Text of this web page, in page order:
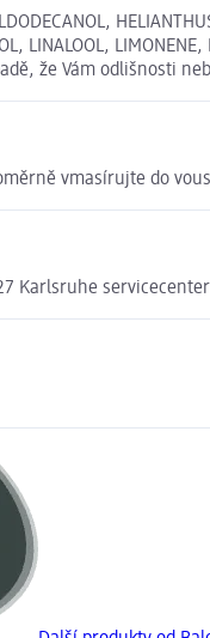
LINALOOL,
že Vám odlišnosti
vmasírujte do
Karlsruhe